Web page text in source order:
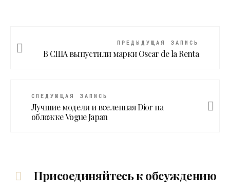
ПРЕДЫДУЩАЯ ЗАПИСЬ
В США выпустили марки Oscar de la Renta
СЛЕДУЮЩАЯ ЗАПИСЬ
Лучшие модели и вселенная Dior на
обложке Vogue Japan
Присоединяйтесь к обсуждению